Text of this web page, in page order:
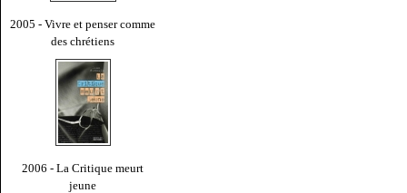
2005 - Vivre et penser comme
des chrétiens
2006 - La Critique meurt
jeune